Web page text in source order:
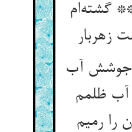
گشته‌ام
زهربار
آب
ظلمم
را رمیم